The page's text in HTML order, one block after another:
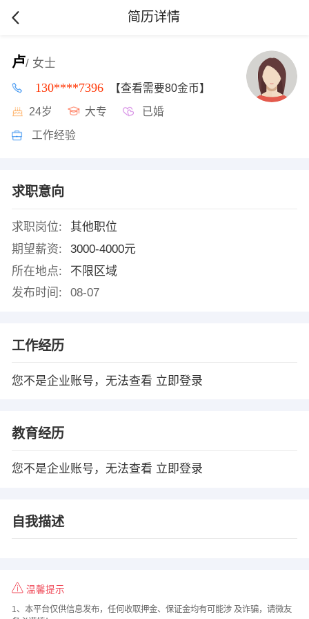
简历详情
卢/ 女士
130****7396 【查看需要80金币】
24岁 大专 已婚
工作经验
求职意向
求职岗位:
其他职位
期望薪资:
3000-4000元
所在地点:
不限区域
发布时间:
08-07
工作经历
您不是企业账号，无法查看 立即登录
教育经历
您不是企业账号，无法查看 立即登录
自我描述
温馨提示
1、本平台仅供信息发布，任何收取押金、保证金均有可能涉 及诈骗，请微友